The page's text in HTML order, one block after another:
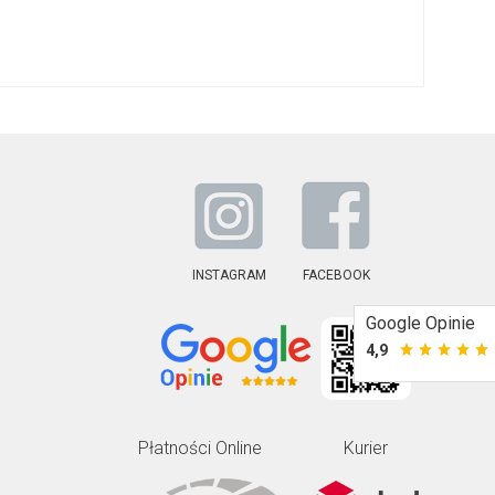
INSTAGRAM FACEBOOK
Płatności Online Kurier
Google Opinie
4,9